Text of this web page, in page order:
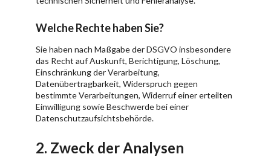
Welche Rechte haben Sie?
Sie haben nach Maßgabe der DSGVO insbesondere
das Recht auf Auskunft, Berichtigung, Löschung,
Einschränkung der Verarbeitung,
Datenübertragbarkeit, Widerspruch gegen
bestimmte Verarbeitungen, Widerruf einer erteilten
Einwilligung sowie Beschwerde bei einer
Datenschutzaufsichtsbehörde.
2. Zweck der Analysen